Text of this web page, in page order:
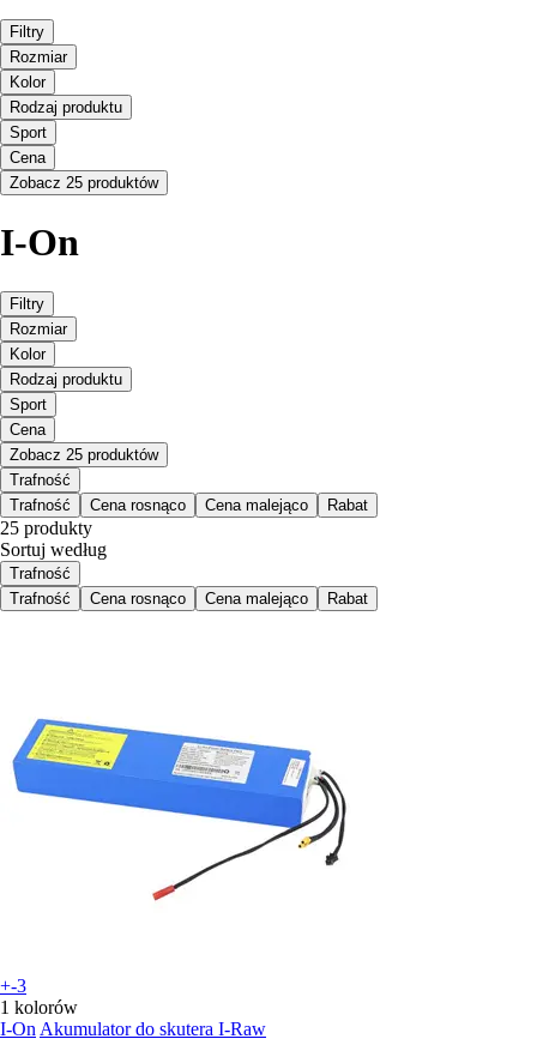
Filtry
Rozmiar
Kolor
Rodzaj produktu
Sport
Cena
Zobacz 25 produktów
I-On
Filtry
Rozmiar
Kolor
Rodzaj produktu
Sport
Cena
Zobacz 25 produktów
Trafność
Trafność
Cena rosnąco Cena malejąco Rabat
25 produkty
Sortuj według
Trafność
Trafność
Cena rosnąco Cena malejąco Rabat
+-3
1 kolorów
I-On Akumulator do skutera I-Raw